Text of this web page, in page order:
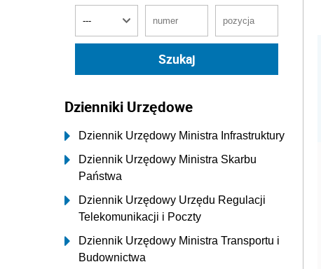
Dzienniki Urzędowe
Dziennik Urzędowy Ministra Infrastruktury
Dziennik Urzędowy Ministra Skarbu
Państwa
Dziennik Urzędowy Urzędu Regulacji
Telekomunikacji i Poczty
Dziennik Urzędowy Ministra Transportu i
Budownictwa